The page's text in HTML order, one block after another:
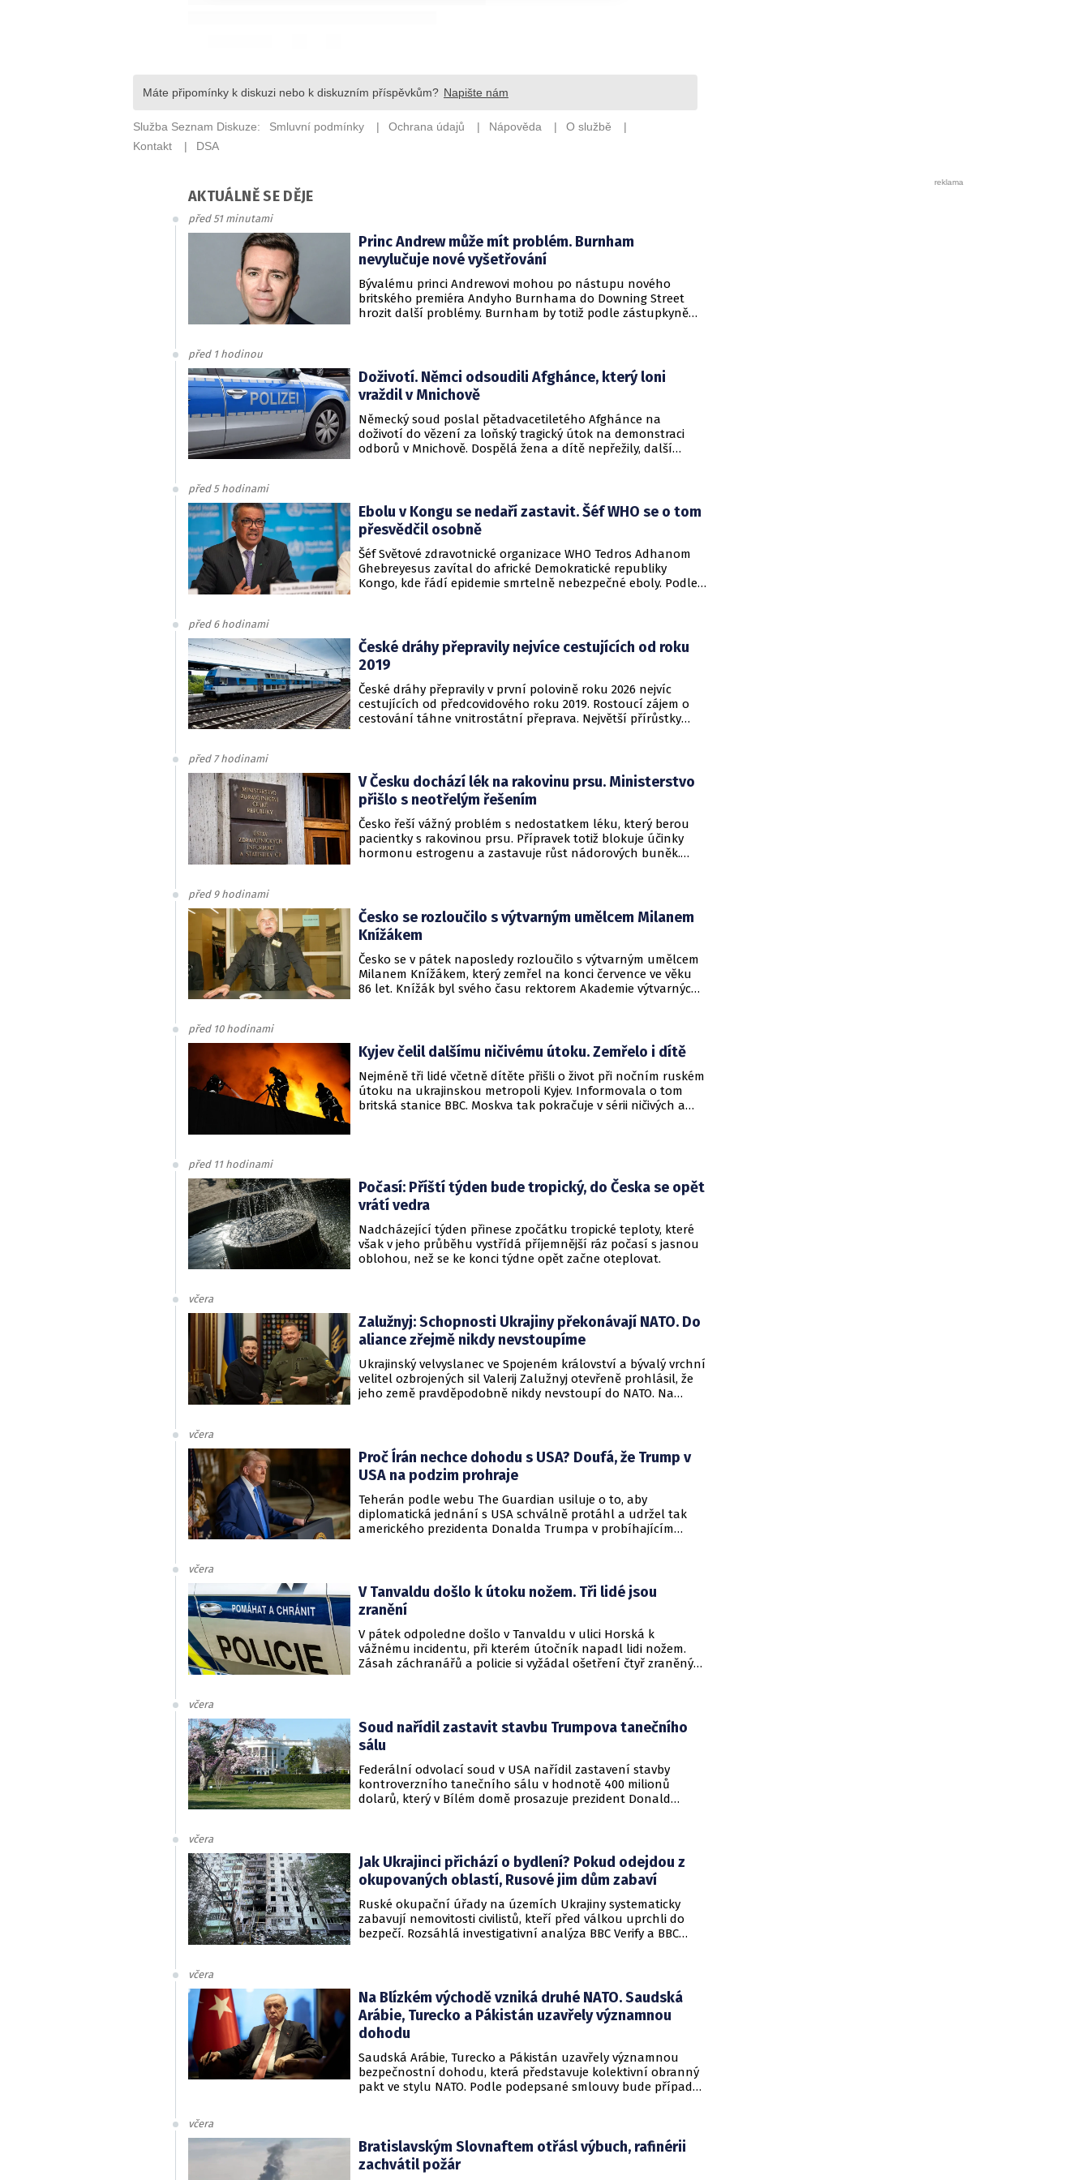
AKTUÁLNĚ SE DĚJE
před 51 minutami
Princ Andrew může mít problém. Burnham
nevylučuje nové vyšetřování
Bývalému princi Andrewovi mohou po nástupu nového
britského premiéra Andyho Burnhama do Downing Street
hrozit další problémy. Burnham by totiž podle zástupkyně
před 1 hodinou
Doživotí. Němci odsoudili Afghánce, který loni
vraždil v Mnichově
Německý soud poslal pětadvacetiletého Afghánce na
doživotí do vězení za loňský tragický útok na demonstraci
odborů v Mnichově. Dospělá žena a dítě nepřežily, další
před 5 hodinami
Ebolu v Kongu se nedaří zastavit. Šéf WHO se o tom
přesvědčil osobně
Šéf Světové zdravotnické organizace WHO Tedros Adhanom
Ghebreyesus zavítal do africké Demokratické republiky
Kongo, kde řádí epidemie smrtelně nebezpečné eboly. Podle
před 6 hodinami
České dráhy přepravily nejvíce cestujících od roku
2019
České dráhy přepravily v první polovině roku 2026 nejvíc
cestujících od předcovidového roku 2019. Rostoucí zájem o
cestování táhne vnitrostátní přeprava. Největší přírůstky
individuálním motorismem.
před 7 hodinami
V Česku dochází lék na rakovinu prsu. Ministerstvo
přišlo s neotřelým řešením
Česko řeší vážný problém s nedostatkem léku, který berou
pacientky s rakovinou prsu. Přípravek totiž blokuje účinky
hormonu estrogenu a zastavuje růst nádorových buněk.
před 9 hodinami
Česko se rozloučilo s výtvarným umělcem Milanem
Knížákem
Česko se v pátek naposledy rozloučilo s výtvarným umělcem
Milanem Knížákem, který zemřel na konci července ve věku
86 let. Knížák byl svého času rektorem Akademie výtvarných
před 10 hodinami
Kyjev čelil dalšímu ničivému útoku. Zemřelo i dítě
Nejméně tři lidé včetně dítěte přišli o život při nočním ruském
útoku na ukrajinskou metropoli Kyjev. Informovala o tom
britská stanice BBC. Moskva tak pokračuje v sérii ničivých a
před 11 hodinami
Počasí: Příští týden bude tropický, do Česka se opět
vrátí vedra
Nadcházející týden přinese zpočátku tropické teploty, které
však v jeho průběhu vystřídá příjemnější ráz počasí s jasnou
oblohou, než se ke konci týdne opět začne oteplovat.
včera
Zalužnyj: Schopnosti Ukrajiny překonávají NATO. Do
aliance zřejmě nikdy nevstoupíme
Ukrajinský velvyslanec ve Spojeném království a bývalý vrchní
velitel ozbrojených sil Valerij Zalužnyj otevřeně prohlásil, že
jeho země pravděpodobně nikdy nevstoupí do NATO. Na
nedosažitelné.
včera
Proč Írán nechce dohodu s USA? Doufá, že Trump v
USA na podzim prohraje
Teherán podle webu The Guardian usiluje o to, aby
diplomatická jednání s USA schválně protáhl a udržel tak
amerického prezidenta Donalda Trumpa v probíhajícím
rukojmími za prezidenta Jimmyho Cartera.
včera
V Tanvaldu došlo k útoku nožem. Tři lidé jsou
zranění
V pátek odpoledne došlo v Tanvaldu v ulici Horská k
vážnému incidentu, při kterém útočník napadl lidi nožem.
Zásah záchranářů a policie si vyžádal ošetření čtyř zraněných
včera
Soud nařídil zastavit stavbu Trumpova tanečního
sálu
Federální odvolací soud v USA nařídil zastavení stavby
kontroverzního tanečního sálu v hodnotě 400 milionů
dolarů, který v Bílém domě prosazuje prezident Donald
včera
Jak Ukrajinci přichází o bydlení? Pokud odejdou z
okupovaných oblastí, Rusové jim dům zabaví
Ruské okupační úřady na územích Ukrajiny systematicky
zabavují nemovitosti civilistů, kteří před válkou uprchli do
bezpečí. Rozsáhlá investigativní analýza BBC Verify a BBC
včera
Na Blízkém východě vzniká druhé NATO. Saudská
Arábie, Turecko a Pákistán uzavřely významnou
dohodu
Saudská Arábie, Turecko a Pákistán uzavřely významnou
bezpečnostní dohodu, která představuje kolektivní obranný
pakt ve stylu NATO. Podle podepsané smlouvy bude případný
včera
Bratislavským Slovnaftem otřásl výbuch, rafinérii
zachvátil požár